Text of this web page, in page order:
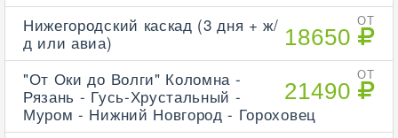
ОТ
18650
Нижегородский каскад (3 дня + ж/
д или авиа)
ОТ
21490
"От Оки до Волги" Коломна -
Рязань - Гусь-Хрустальный -
Муром - Нижний Новгород - Гороховец